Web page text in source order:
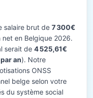
salaire brut de 7 300€
net en Belgique 2026.
serait de 4 525,61€
an). Notre
ONSS
belge selon votre
du système social